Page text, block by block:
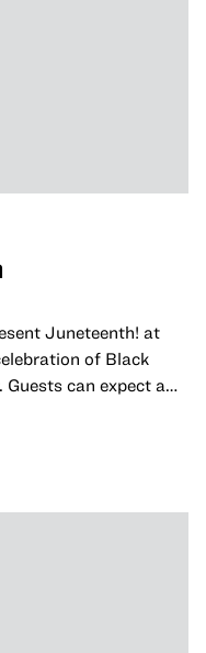
Juneteenth! at
of Black
can expect a
delicious offerings
of Black culture.